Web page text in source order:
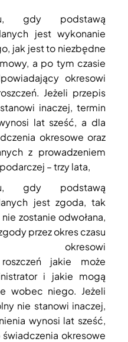
gdy podstawą
jest wykonanie
jak jest to niezbędne
a po tym czasie
okresowi
Jeżeli przepis
inaczej, termin
lat sześć, a dla
okresowe oraz
z prowadzeniem
– trzy lata,
gdy podstawą
jest zgoda, tak
zostanie odwołana,
przez okres czasu
okresowi
jakie może
i jakie mogą
wobec niego. Jeżeli
nie stanowi inaczej,
wynosi lat sześć,
świadczenia okresowe